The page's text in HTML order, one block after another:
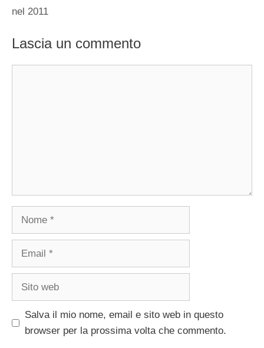
nel 2011
Lascia un commento
Nome
Email
Sito
Salva il mio nome, email e sito web in questo
browser per la prossima volta che commento.